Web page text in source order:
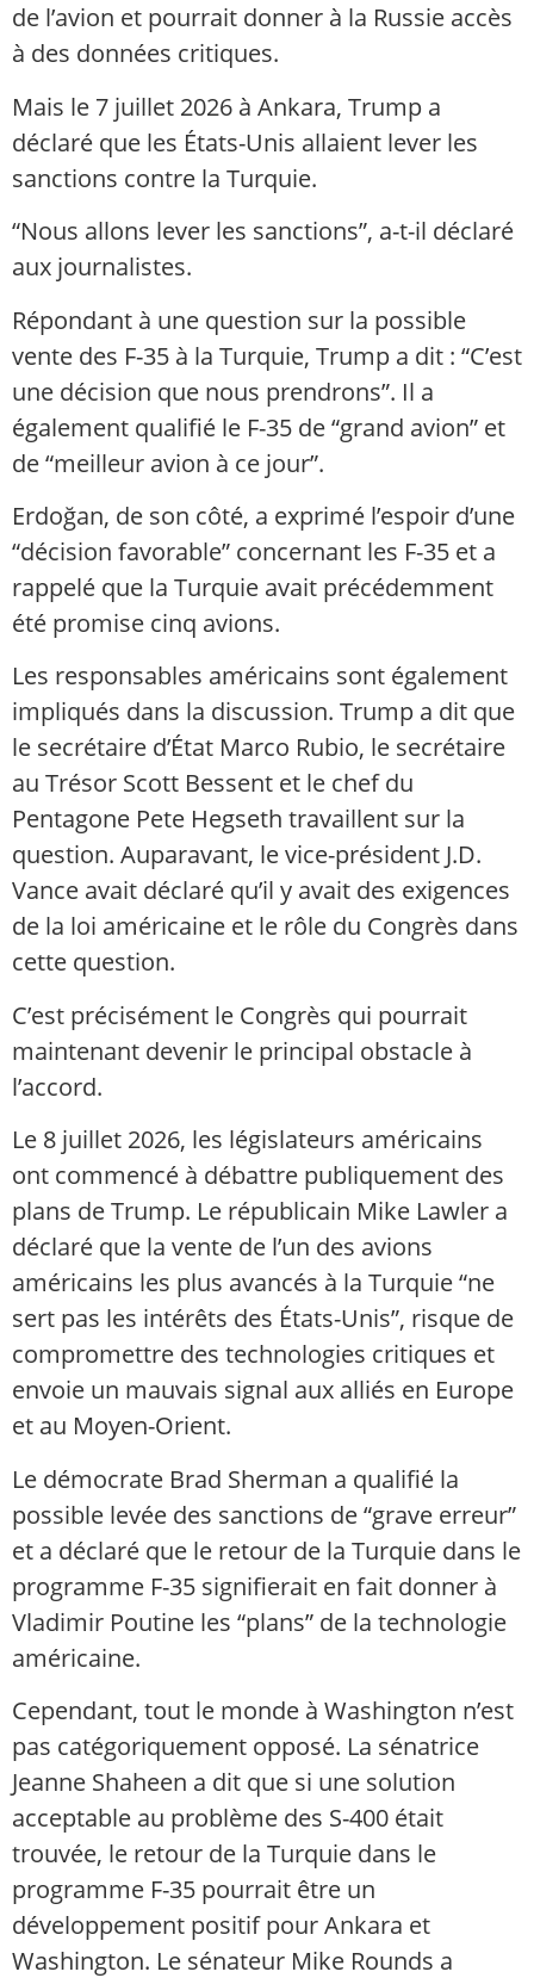
de l’avion et pourrait donner à la Russie accès
à des données critiques.
Mais le 7 juillet 2026 à Ankara, Trump a
déclaré que les États-Unis allaient lever les
sanctions contre la Turquie.
“Nous allons lever les sanctions”, a-t-il déclaré
aux journalistes.
Répondant à une question sur la possible
vente des F-35 à la Turquie, Trump a dit : “C’est
une décision que nous prendrons”. Il a
également qualifié le F-35 de “grand avion” et
de “meilleur avion à ce jour”.
Erdoğan, de son côté, a exprimé l’espoir d’une
“décision favorable” concernant les F-35 et a
rappelé que la Turquie avait précédemment
été promise cinq avions.
Les responsables américains sont également
impliqués dans la discussion. Trump a dit que
le secrétaire d’État Marco Rubio, le secrétaire
au Trésor Scott Bessent et le chef du
Pentagone Pete Hegseth travaillent sur la
question. Auparavant, le vice-président J.D.
Vance avait déclaré qu’il y avait des exigences
de la loi américaine et le rôle du Congrès dans
cette question.
C’est précisément le Congrès qui pourrait
maintenant devenir le principal obstacle à
l’accord.
Le 8 juillet 2026, les législateurs américains
ont commencé à débattre publiquement des
plans de Trump. Le républicain Mike Lawler a
déclaré que la vente de l’un des avions
américains les plus avancés à la Turquie “ne
sert pas les intérêts des États-Unis”, risque de
compromettre des technologies critiques et
envoie un mauvais signal aux alliés en Europe
et au Moyen-Orient.
Le démocrate Brad Sherman a qualifié la
possible levée des sanctions de “grave erreur”
et a déclaré que le retour de la Turquie dans le
programme F-35 signifierait en fait donner à
Vladimir Poutine les “plans” de la technologie
américaine.
Cependant, tout le monde à Washington n’est
pas catégoriquement opposé. La sénatrice
Jeanne Shaheen a dit que si une solution
acceptable au problème des S-400 était
trouvée, le retour de la Turquie dans le
programme F-35 pourrait être un
développement positif pour Ankara et
Washington. Le sénateur Mike Rounds a